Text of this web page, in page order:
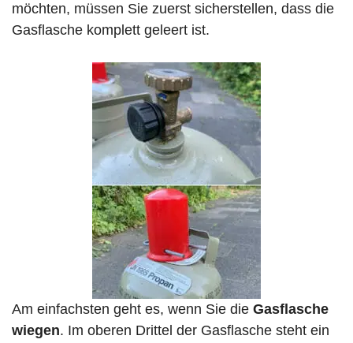
möchten, müssen Sie zuerst sicherstellen, dass die
Gasflasche komplett geleert ist.
Am einfachsten geht es, wenn Sie die Gasflasche
wiegen. Im oberen Drittel der Gasflasche steht ein